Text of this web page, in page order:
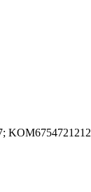
KOM6754721212